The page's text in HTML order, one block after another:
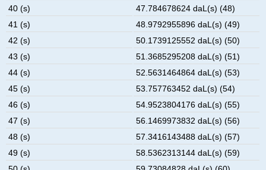
40 (s)
47.784678624 daL(s) (48)
41 (s)
48.9792955896 daL(s) (49)
42 (s)
50.1739125552 daL(s) (50)
43 (s)
51.3685295208 daL(s) (51)
44 (s)
52.5631464864 daL(s) (53)
45 (s)
53.757763452 daL(s) (54)
46 (s)
54.9523804176 daL(s) (55)
47 (s)
56.1469973832 daL(s) (56)
48 (s)
57.3416143488 daL(s) (57)
49 (s)
58.5362313144 daL(s) (59)